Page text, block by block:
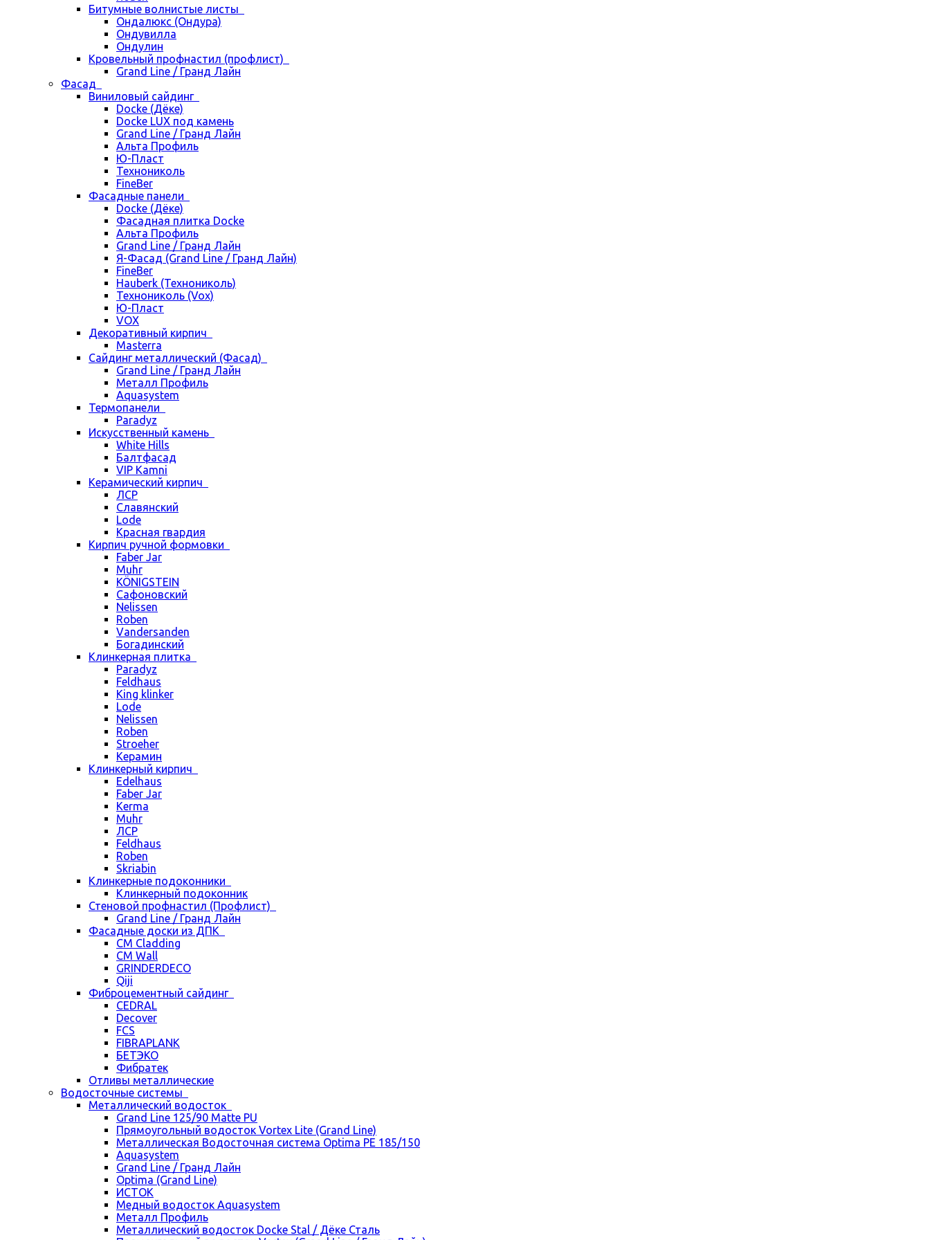
Битумные волнистые листы
Ондалюкс (Ондура)
Ондувилла
Ондулин
Кровельный профнастил (профлист)
Grand Line / Гранд Лайн
Фасад
Виниловый сайдинг
Docke (Дёке)
Docke LUX под камень
Grand Line / Гранд Лайн
Альта Профиль
Ю-Пласт
Технониколь
FineBer
Фасадные панели
Docke (Дёке)
Фасадная плитка Docke
Альта Профиль
Grand Line / Гранд Лайн
Я-Фасад (Grand Line / Гранд Лайн)
FineBer
Hauberk (Технониколь)
Технониколь (Vox)
Ю-Пласт
VOX
Декоративный кирпич
Masterra
Сайдинг металлический (Фасад)
Grand Line / Гранд Лайн
Металл Профиль
Aquasystem
Термопанели
Paradyz
Искусственный камень
White Hills
Балтфасад
VIP Kamni
Керамический кирпич
ЛСР
Славянский
Lode
Красная гвардия
Кирпич ручной формовки
Faber Jar
Muhr
KÖNIGSTEIN
Сафоновский
Nelissen
Roben
Vandersanden
Богадинский
Клинкерная плитка
Paradyz
Feldhaus
King klinker
Lode
Nelissen
Roben
Stroeher
Керамин
Клинкерный кирпич
Edelhaus
Faber Jar
Kerma
Muhr
ЛСР
Feldhaus
Roben
Skriabin
Клинкерные подоконники
Клинкерный подоконник
Стеновой профнастил (Профлист)
Grand Line / Гранд Лайн
Фасадные доски из ДПК
CM Cladding
CM Wall
GRINDERDECO
Qiji
Фиброцементный сайдинг
CEDRAL
Decover
FCS
FIBRAPLANK
БЕТЭКО
Фибратек
Отливы металлические
Водосточные системы
Металлический водосток
Grand Line 125/90 Matte PU
Прямоугольный водосток Vortex Lite (Grand Line)
Металлическая Водосточная система Optima PE 185/150
Aquasystem
Grand Line / Гранд Лайн
Optima (Grand Line)
ИСТОК
Медный водосток Aquasystem
Металл Профиль
Металлический водосток Docke Stal / Дёке Сталь